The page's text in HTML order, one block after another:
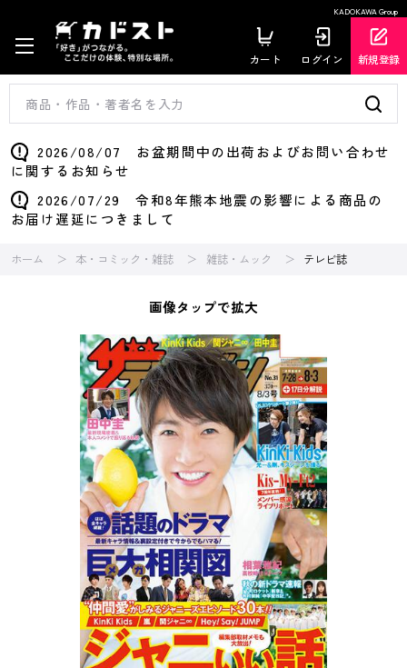
KADOKAWA Group
カート ログイン 新規登録
2026/08/07 お盆期間中の出荷およびお問い合わせ
に関するお知らせ
2026/07/29 令和8年熊本地震の影響による商品の
お届け遅延につきまして
ホーム 本・コミック・雑誌 雑誌・ムック テレビ誌
画像タップで拡大